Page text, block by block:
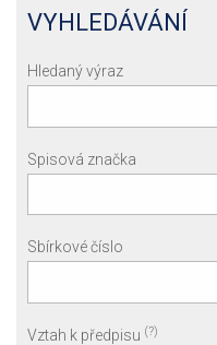
VYHLEDÁVÁNÍ
Hledaný výraz
Spisová značka
Sbírkové číslo
Vztah k předpisu (?)